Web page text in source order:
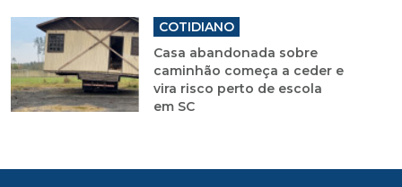
COTIDIANO
Casa abandonada sobre
caminhão começa a ceder e
vira risco perto de escola
em SC